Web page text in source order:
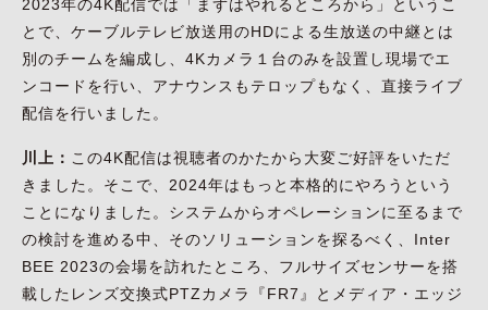
2023年の4K配信では「まずはやれるところから」というこ
とで、ケーブルテレビ放送用のHDによる生放送の中継とは
別のチームを編成し、4Kカメラ１台のみを設置し現場でエ
ンコードを行い、アナウンスもテロップもなく、直接ライブ
配信を行いました。
川上： この4K配信は視聴者のかたから大変ご好評をいただ
きました。そこで、2024年はもっと本格的にやろうという
ことになりました。システムからオペレーションに至るまで
の検討を進める中、そのソリューションを探るべく、Inter
BEE 2023の会場を訪れたところ、フルサイズセンサーを搭
載したレンズ交換式PTZカメラ『FR7』とメディア・エッジ